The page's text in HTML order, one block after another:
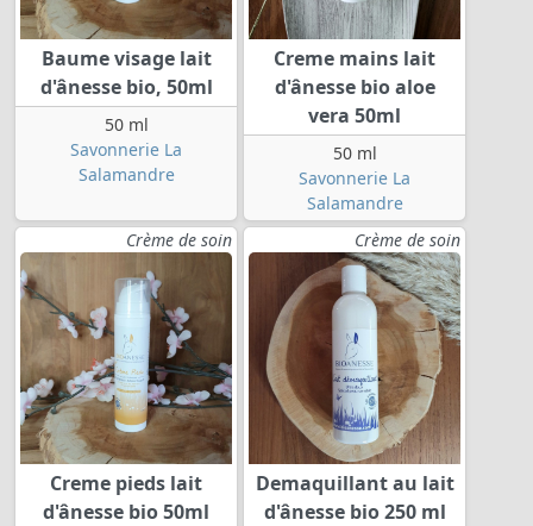
Baume visage lait
d'ânesse bio, 50ml
50 ml
Savonnerie La
Salamandre
Creme mains lait
d'ânesse bio aloe
vera 50ml
50 ml
Savonnerie La
Salamandre
Crème de soin
Creme pieds lait
d'ânesse bio 50ml
Crème de soin
Demaquillant au lait
d'ânesse bio 250 ml